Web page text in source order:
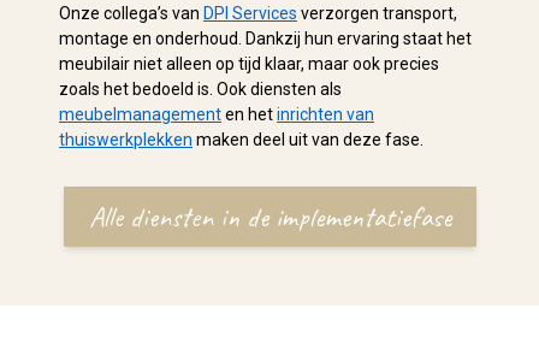
Onze collega’s van DPI Services verzorgen transport,
montage en onderhoud. Dankzij hun ervaring staat het
meubilair niet alleen op tijd klaar, maar ook precies
zoals het bedoeld is. Ook diensten als
meubelmanagementen hetinrichten van
thuiswerkplekken maken deel uit van deze fase.
Alle diensten in de implementatiefase